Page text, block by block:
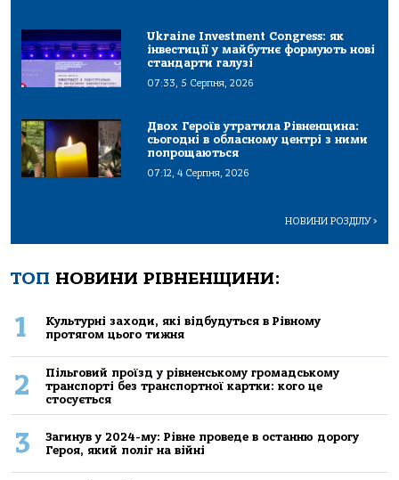
Ukraine Investment Congress: як
інвестиції у майбутнє формують нові
стандарти галузі
07:33, 5 Серпня, 2026
Двох Героїв утратила Рівненщина:
сьогодні в обласному центрі з ними
попрощаються
07:12, 4 Серпня, 2026
НОВИНИ РОЗДІЛУ>
ТОП НОВИНИ РІВНЕНЩИНИ:
1
Культурні заходи, які відбудуться в Рівному
протягом цього тижня
2
Пільговий проїзд у рівненському громадському
транспорті без транспортної картки: кого це
стосується
3
Загинув у 2024-му: Рівне проведе в останню дорогу
Героя, який поліг на війні